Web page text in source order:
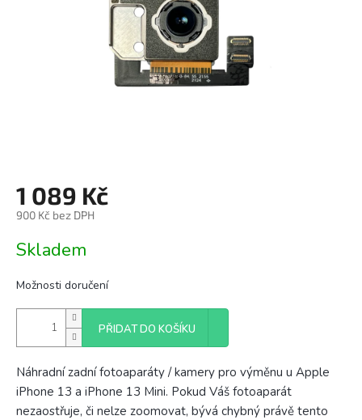
1 089 Kč
900 Kč bez DPH
cena:
Skladem
Možnosti doručení
PŘIDAT DO KOŠÍKU
Náhradní zadní fotoaparáty / kamery pro výměnu u Apple
iPhone 13 a iPhone 13 Mini. Pokud Váš fotoaparát
nezaostřuje, či nelze zoomovat, bývá chybný právě tento